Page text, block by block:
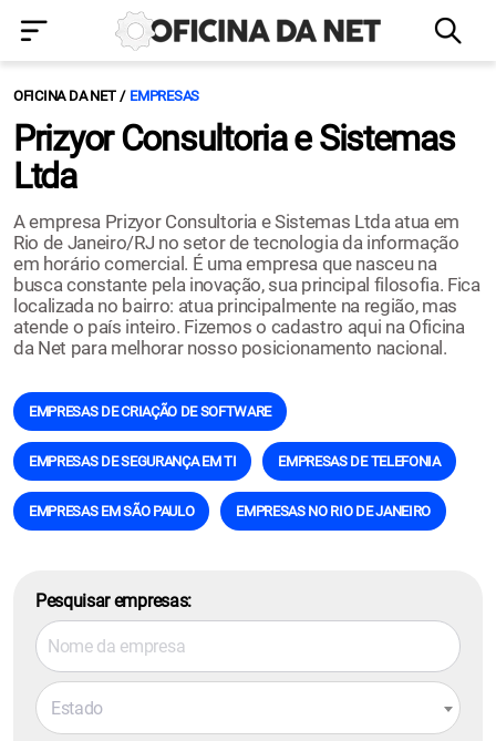
OFICINA DA NET EMPRESAS
Prizyor Consultoria e Sistemas
Ltda
A empresa Prizyor Consultoria e Sistemas Ltda atua em
Rio de Janeiro/RJ no setor de tecnologia da informação
em horário comercial. É uma empresa que nasceu na
busca constante pela inovação, sua principal filosofia. Fica
localizada no bairro: atua principalmente na região, mas
atende o país inteiro. Fizemos o cadastro aqui na Oficina
da Net para melhorar nosso posicionamento nacional.
EMPRESAS DE CRIAÇÃO DE SOFTWARE
EMPRESAS DE SEGURANÇA EM TI EMPRESAS DE TELEFONIA
EMPRESAS EM SÃO PAULO EMPRESAS NO RIO DE JANEIRO
Pesquisar empresas:
Estado